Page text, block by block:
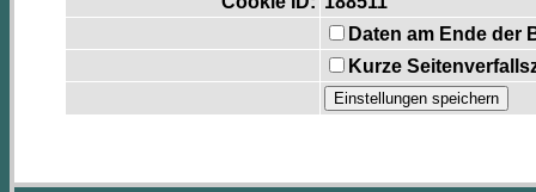
Daten am Ende der
Kurze